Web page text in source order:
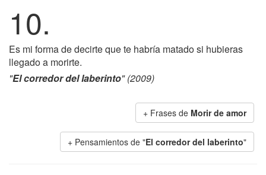
10.
Es mi forma de decirte que te habría matado si hubieras
llegado a morirte.
"El corredor del laberinto" (2009)
+ Frases de Morir de amor
+ Pensamientos de "El corredor del laberinto"